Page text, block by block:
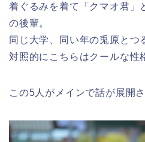
着ぐるみを着て「クマオ君」
の後輩。
同じ大学、同い年の兎原とつ
対照的にこちらはクールな性
この5人がメインで話が展開